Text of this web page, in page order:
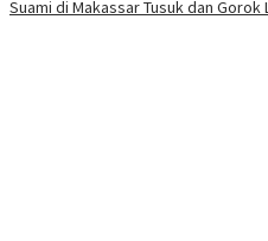
Suami di Makassar Tusuk dan